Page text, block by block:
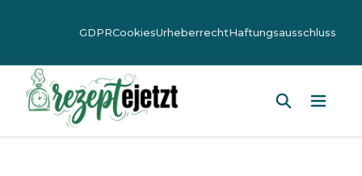
GDPRCookiesUrheberrechtHaftungsausschluss